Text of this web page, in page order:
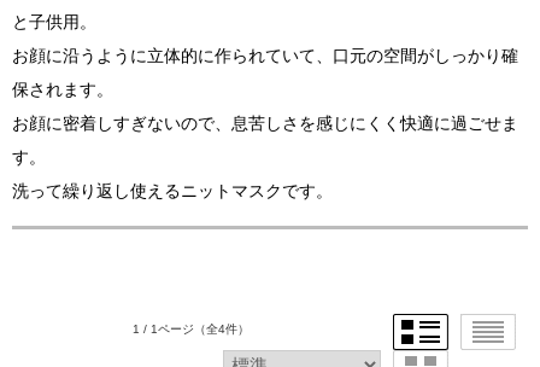
マイページ
配送遅延情報
と子供用。
お顔に沿うように立体的に作られていて、口元の空間がしっかり確
保されます。
お顔に密着しすぎないので、息苦しさを感じにくく快適に過ごせま
す。
洗って繰り返し使えるニットマスクです。
1 / 1ページ （全4件）